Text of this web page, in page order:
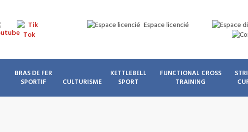
Espace licencié
BRAS DE FER
SPORTIF
CULTURISME
KETTLEBELL
SPORT
FUNCTIONAL CROSS
TRAINING